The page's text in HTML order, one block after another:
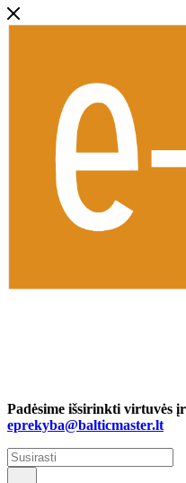
Padėsime išsirinkti virtuvės
eprekyba@balticmaster.lt